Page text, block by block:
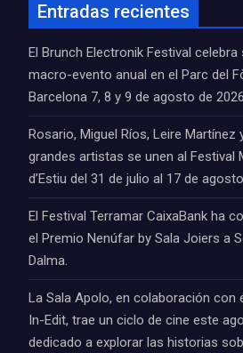
Entradas recientes
El Brunch Electronik Festival celebra
macro-evento anual en el Parc del
Barcelona 7, 8 y 9 de agosto de 2026
Rosario, Miguel Ríos, Leire Martínez
grandes artistas se unen al Festival
d’Estiu del 31 de julio al 17 de agosto
El Festival Terramar CaixaBank ha
el Premio Nenúfar by Sala Joiers a
Dalma.
La Sala Apolo, en colaboración con
In-Edit, trae un ciclo de cine este
dedicado a explorar las historias